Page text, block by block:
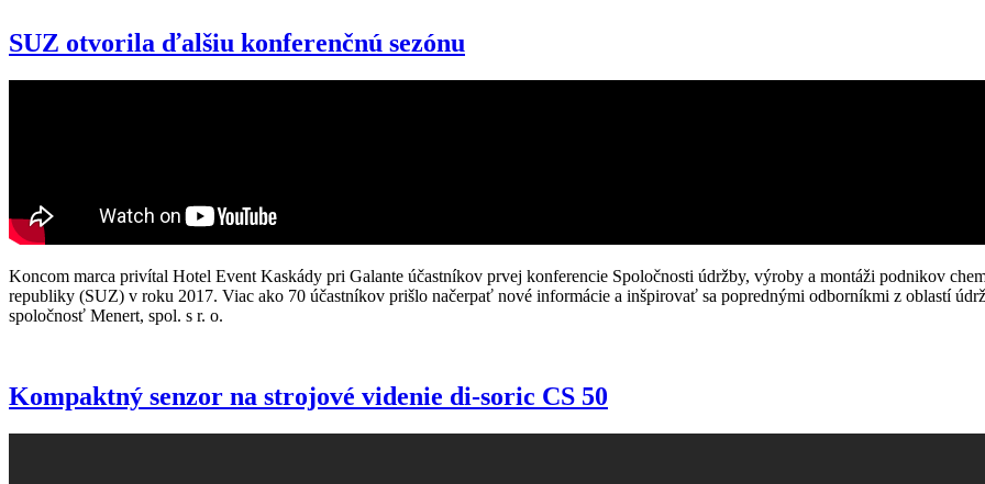
SUZ otvorila ďalšiu konferenčnú sezónu
Koncom marca privítal Hotel Event Kaskády pri Galante účastníkov prvej konferencie Spoločnosti údržby, výroby a montáži podnikov
republiky (SUZ) v roku 2017. Viac ako 70 účastníkov prišlo načerpať nové informácie a inšpirovať sa poprednými odborníkmi z oblastí
spoločnosť Menert, spol. s r. o.
Kompaktný senzor na strojové videnie di-soric CS 50